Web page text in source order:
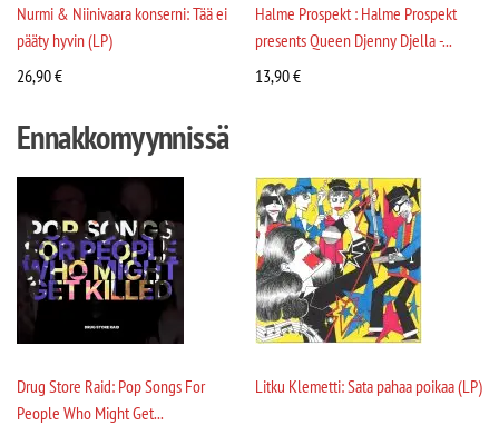
Nurmi & Niinivaara konserni: Tää ei
pääty hyvin (LP)
26,90€
Halme Prospekt : Halme Prospekt
presents Queen Djenny Djella -...
13,90€
Ennakkomyynnissä
Drug Store Raid: Pop Songs For
People Who Might Get...
Litku Klemetti: Sata pahaa poikaa (LP)